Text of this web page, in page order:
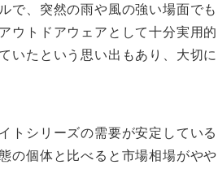
で、突然の雨や風の強い場面でも
ウトドアウェアとして十分実用的
いたという思い出もあり、大切に
トシリーズの需要が安定している
の個体と比べると市場相場がやや